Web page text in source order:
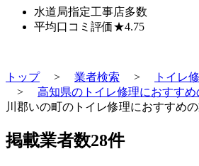
水道局指定工事店多数
平均口コミ評価★4.75
トップ> 業者検索 >
トイレ
> 高知県のトイレ修理におすすめ
川郡いの町のトイレ修理におすすめ
掲載業者数28件